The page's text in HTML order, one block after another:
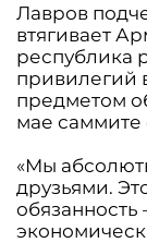
Лавров
втягивает
республика
привилегий
предметом
мае саммите
«Мы
друзьями.
обязанность